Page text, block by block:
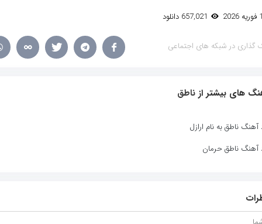
گذاری در شبکه های اجتماعی
های بیشتر از ناطق
آهنگ ناطق به نام ارازل
آهنگ ناطق حرمان